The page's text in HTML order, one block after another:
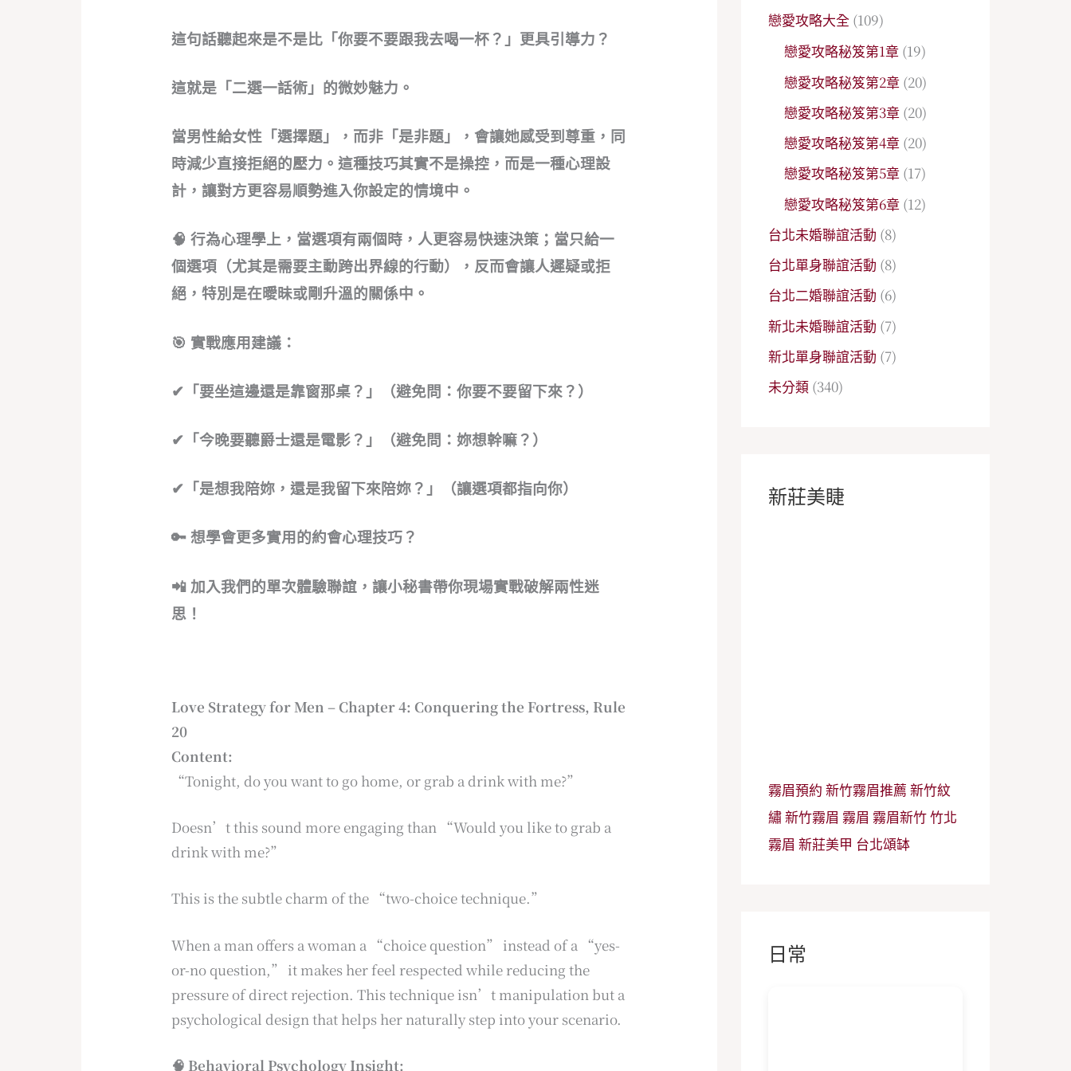
這句話聽起來是不是比「你要不要跟我去喝一杯？」更具引導力？
這就是「二選一話術」的微妙魅力。
當男性給女性「選擇題」，而非「是非題」，會讓她感受到尊重，同
時減少直接拒絕的壓力。這種技巧其實不是操控，而是一種心理設
計，讓對方更容易順勢進入你設定的情境中。
🧠 行為心理學上，當選項有兩個時，人更容易快速決策；當只給一
個選項（尤其是需要主動跨出界線的行動），反而會讓人遲疑或拒
絕，特別是在曖昧或剛升溫的關係中。
🎯 實戰應用建議：
✔「要坐這邊還是靠窗那桌？」（避免問：你要不要留下來？）
✔「今晚要聽爵士還是電影？」（避免問：妳想幹嘛？）
✔「是想我陪妳，還是我留下來陪妳？」（讓選項都指向你）
🔑 想學會更多實用的約會心理技巧？
📲 加入我們的單次體驗聯誼，讓小秘書帶你現場實戰破解兩性迷
思！
Love Strategy for Men – Chapter 4: Conquering the Fortress, Rule
20
Content:
“Tonight, do you want to go home, or grab a drink with me?”
Doesn’t this sound more engaging than “Would you like to grab a
drink with me?”
This is the subtle charm of the “two-choice technique.”
When a man offers a woman a “choice question” instead of a “yes-
or-no question,” it makes her feel respected while reducing the
pressure of direct rejection. This technique isn’t manipulation but a
psychological design that helps her naturally step into your scenario.
🧠 Behavioral Psychology Insight:
戀愛攻略大全 (109)
戀愛攻略秘笈第1章 (19)
戀愛攻略秘笈第2章 (20)
戀愛攻略秘笈第3章 (20)
戀愛攻略秘笈第4章 (20)
戀愛攻略秘笈第5章 (17)
戀愛攻略秘笈第6章 (12)
台北未婚聯誼活動 (8)
台北單身聯誼活動 (8)
台北二婚聯誼活動 (6)
新北未婚聯誼活動 (7)
新北單身聯誼活動 (7)
未分類 (340)
新莊美睫
霧眉預約 新竹霧眉推薦 新竹紋
繡新竹霧眉 霧眉 霧眉新竹竹北
霧眉 新莊美甲 台北頌缽
日常